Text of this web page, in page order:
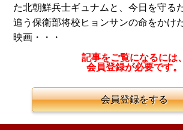
た北朝鮮兵士ギュナムと、今日を守る
追う保衛部将校ヒョンサンの命をかけ
映画・・・
記事をご覧になるには、
会員登録が必要です。
会員登録をする